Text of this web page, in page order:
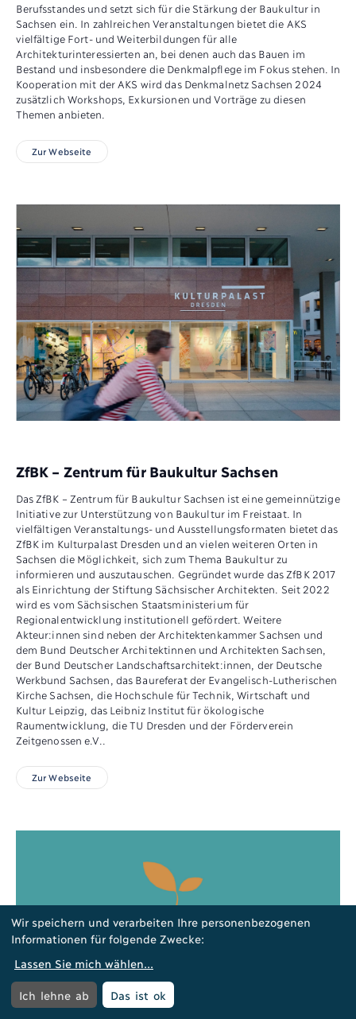
Berufsstandes und setzt sich für die Stärkung der Baukultur in
Sachsen ein. In zahlreichen Veranstaltungen bietet die AKS
vielfältige Fort- und Weiterbildungen für alle
Architekturinteressierten an, bei denen auch das Bauen im
Bestand und insbesondere die Denkmalpflege im Fokus stehen. In
Kooperation mit der AKS wird das Denkmalnetz Sachsen 2024
zusätzlich Workshops, Exkursionen und Vorträge zu diesen
Themen anbieten.
Zur Webseite
ZfBK – Zentrum für Baukultur Sachsen
Das ZfBK – Zentrum für Baukultur Sachsen ist eine gemeinnützige
Initiative zur Unterstützung von Baukultur im Freistaat. In
vielfältigen Veranstaltungs- und Ausstellungsformaten bietet das
ZfBK im Kulturpalast Dresden und an vielen weiteren Orten in
Sachsen die Möglichkeit, sich zum Thema Baukultur zu
informieren und auszutauschen. Gegründet wurde das ZfBK 2017
als Einrichtung der Stiftung Sächsischer Architekten. Seit 2022
wird es vom Sächsischen Staatsministerium für
Regionalentwicklung institutionell gefördert. Weitere
Akteur:innen sind neben der Architektenkammer Sachsen und
dem Bund Deutscher Architektinnen und Architekten Sachsen,
der Bund Deutscher Landschaftsarchitekt:innen, der Deutsche
Werkbund Sachsen, das Baureferat der Evangelisch-Lutherischen
Kirche Sachsen, die Hochschule für Technik, Wirtschaft und
Kultur Leipzig, das Leibniz Institut für ökologische
Raumentwicklung, die TU Dresden und der Förderverein
Zeitgenossen e.V..
Zur Webseite
Wir speichern und verarbeiten Ihre personenbezogenen
Informationen für folgende Zwecke:
Lassen Sie mich wählen
Ich lehne ab Das ist ok